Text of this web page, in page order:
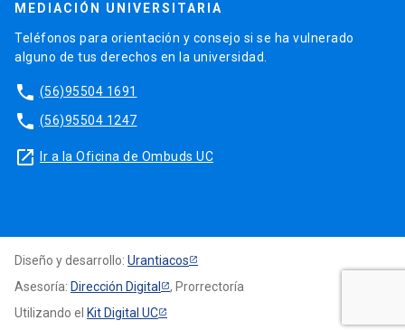
MEDIACIÓN UNIVERSITARIA
Teléfonos para orientación y consejo si se ha vulnerado
alguno de tus derechos en la universidad.
phone (56)95504 1691
phone (56)95504 1247
launch Ir a la Oficina de Ombuds UC
Diseño y desarrollo: Urantiacos
Asesoría: Dirección Digital
, Prorrectoría
Utilizando el Kit Digital UC